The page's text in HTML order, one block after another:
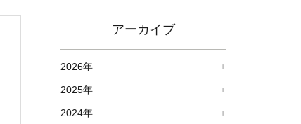
アーカイブ
2026年
2025年
2024年